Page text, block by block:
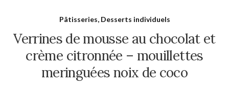
Pâtisseries, Desserts individuels
Verrines de mousse au chocolat et
crème citronnée – mouillettes
meringuées noix de coco